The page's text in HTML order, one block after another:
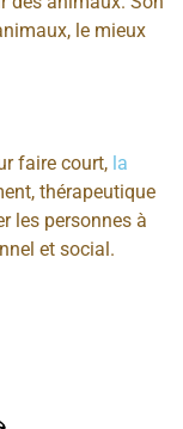
le mieux
faire court, la
thérapeutique
les personnes à
et social.